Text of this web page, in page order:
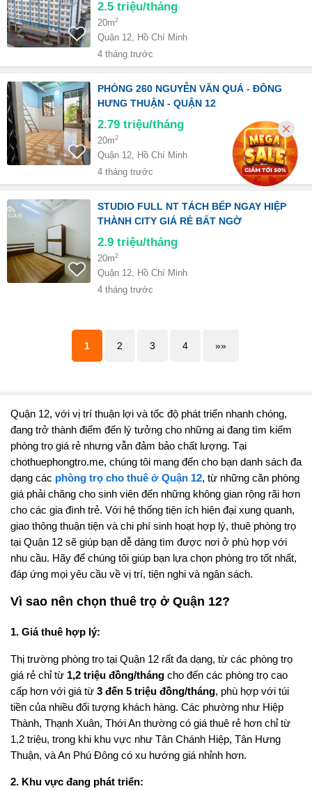
2.5 triệu/tháng
20m2
Quận 12, Hồ Chí Minh
4 tháng trước
PHÒNG 260 NGUYỄN VĂN QUÁ - ĐÔNG
HƯNG THUẬN - QUẬN 12
2.79 triệu/tháng
20m2
Quận 12, Hồ Chí Minh
4 tháng trước
STUDIO FULL NT TÁCH BẾP NGAY HIỆP
THÀNH CITY GIÁ RẺ BẤT NGỜ
2.9 triệu/tháng
20m2
Quận 12, Hồ Chí Minh
4 tháng trước
1 2 3 4 »»
Quận 12, với vị trí thuận lợi và tốc độ phát triển nhanh chóng,
đang trở thành điểm đến lý tưởng cho những ai đang tìm kiếm
phòng trọ giá rẻ nhưng vẫn đảm bảo chất lượng. Tại
chothuephongtro.me, chúng tôi mang đến cho bạn danh sách đa
dạng các phòng trọ cho thuê ở Quận 12, từ những căn phòng
giá phải chăng cho sinh viên đến những không gian rộng rãi hơn
cho các gia đình trẻ. Với hệ thống tiện ích hiện đại xung quanh,
giao thông thuận tiện và chi phí sinh hoạt hợp lý, thuê phòng trọ
tại Quận 12 sẽ giúp bạn dễ dàng tìm được nơi ở phù hợp với
nhu cầu. Hãy để chúng tôi giúp bạn lựa chọn phòng trọ tốt nhất,
đáp ứng mọi yêu cầu về vị trí, tiện nghi và ngân sách.
Vì sao nên chọn thuê trọ ở Quận 12?
1. Giá thuê hợp lý:
Thị trường phòng trọ tại Quận 12 rất đa dạng, từ các phòng trọ
giá rẻ chỉ từ 1,2 triệu đồng/tháng cho đến các phòng trọ cao
cấp hơn với giá từ 3 đến 5 triệu đồng/tháng, phù hợp với túi
tiền của nhiều đối tượng khách hàng. Các phường như Hiệp
Thành, Thạnh Xuân, Thới An thường có giá thuê rẻ hơn chỉ từ
1,2 triệu, trong khi khu vực như Tân Chánh Hiệp, Tân Hưng
Thuận, và An Phú Đông có xu hướng giá nhỉnh hơn.
2. Khu vực đang phát triển: